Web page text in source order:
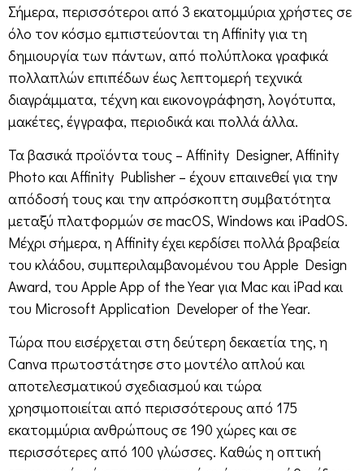
Σήμερα, περισσότεροι από 3 εκατομμύρια χρήστες σε
όλο τον κόσμο εμπιστεύονται τη Affinity για τη
δημιουργία των πάντων, από πολύπλοκα γραφικά
πολλαπλών επιπέδων έως λεπτομερή τεχνικά
διαγράμματα, τέχνη και εικονογράφηση, λογότυπα,
μακέτες, έγγραφα, περιοδικά και πολλά άλλα.
Τα βασικά προϊόντα τους – Affinity Designer, Affinity
Photo και Affinity Publisher – έχουν επαινεθεί για την
απόδοσή τους και την απρόσκοπτη συμβατότητα
μεταξύ πλατφορμών σε macOS, Windows και iPadOS.
Μέχρι σήμερα, η Affinity έχει κερδίσει πολλά βραβεία
του κλάδου, συμπεριλαμβανομένου του Apple Design
Award, του Apple App of the Year για Mac και iPad και
του Microsoft Application Developer of the Year.
Τώρα που εισέρχεται στη δεύτερη δεκαετία της, η
Canva πρωτοστάτησε στο μοντέλο απλού και
αποτελεσματικού σχεδιασμού και τώρα
χρησιμοποιείται από περισσότερους από 175
εκατομμύρια ανθρώπους σε 190 χώρες και σε
περισσότερες από 100 γλώσσες. Καθώς η οπτική